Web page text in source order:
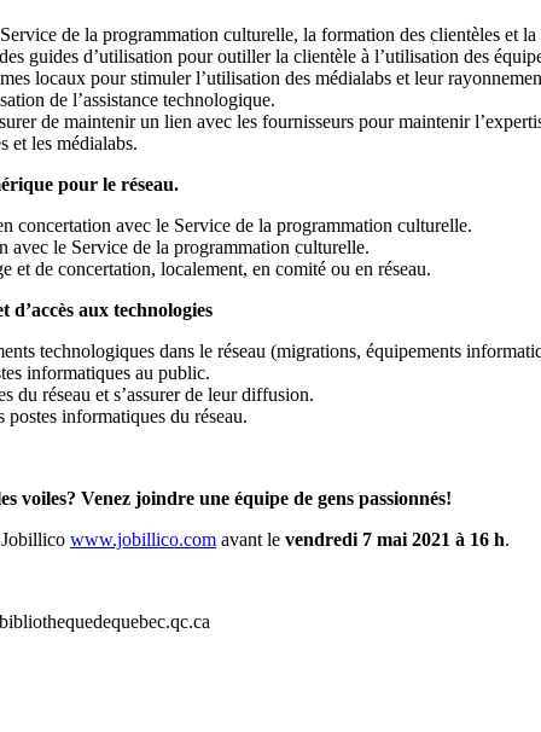
de la programmation culturelle, la formation des clientèles et
guides d’utilisation pour outiller la clientèle à l’utilisation des
locaux pour stimuler l’utilisation des médialabs et leur
de l’assistance technologique.
de maintenir un lien avec les fournisseurs pour maintenir
et les médialabs.
pour le réseau.
concertation avec le Service de la programmation culturelle.
avec le Service de la programmation culturelle.
et de concertation, localement, en comité ou en réseau.
d’accès aux technologies
technologiques dans le réseau (migrations, équipements
informatiques au public.
du réseau et s’assurer de leur diffusion.
postes informatiques du réseau.
voiles? Venez joindre une équipe de gens passionnés!
Jobillico www.jobillico.com avant le vendredi 7 mai 2021 à 16 h.